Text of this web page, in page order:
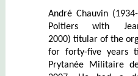
André Chauvin
Poitiers with
2000) titular of the
for forty-five years
Prytanée Militaire